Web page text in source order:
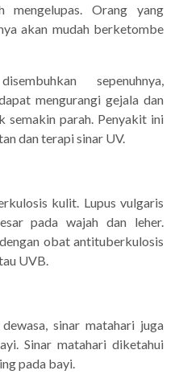
mengelupas. Orang yang
akan mudah berketombe
sepenuhnya,
mengurangi gejala dan
semakin parah. Penyakit ini
dan terapi sinar UV.
kulit. Lupus vulgaris
pada wajah dan leher.
obat antituberkulosis
UVB.
sinar matahari juga
Sinar matahari diketahui
pada bayi.